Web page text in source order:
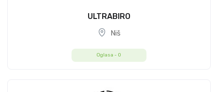
ULTRABIRO
Niš
Oglasa - 0